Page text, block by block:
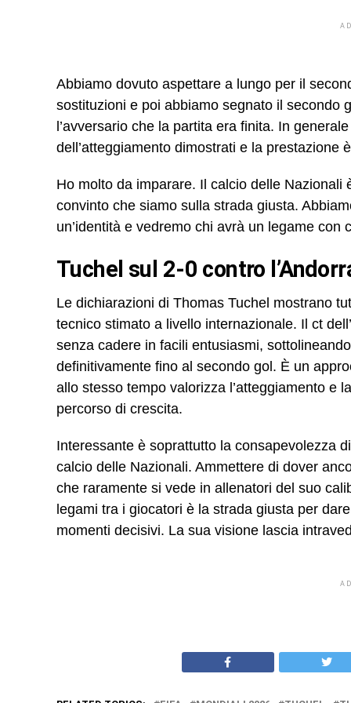
Abbiamo dovuto aspettare a lungo per il
sostituzioni e poi abbiamo segnato il secondo
l’avversario che la partita era finita. In
dell’atteggiamento dimostrati e la
Ho molto da imparare. Il calcio delle
convinto che siamo sulla strada giusta.
un’identità e vedremo chi avrà un legame con
Tuchel sul 2-0 contro
Le dichiarazioni di Thomas Tuchel mostrano
tecnico stimato a livello internazionale. Il ct
senza cadere in facili entusiasmi,
definitivamente fino al secondo gol. È un
allo stesso tempo valorizza l’atteggiamento e
percorso di crescita.
Interessante è soprattutto la consapevolezza
calcio delle Nazionali. Ammettere di dover
che raramente si vede in allenatori del suo
legami tra i giocatori è la strada giusta per
momenti decisivi. La sua visione lascia